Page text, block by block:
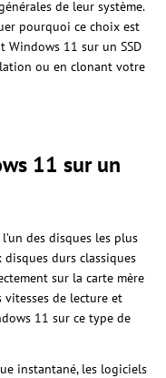
de leur système.
pourquoi ce choix est
Windows 11 sur un SSD
ou en clonant votre
11 sur un
des disques les plus
durs classiques
sur la carte mère
vitesses de lecture et
11 sur ce type de
instantané, les logiciels